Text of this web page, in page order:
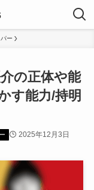
ー
の正体や能
す能力/持明
2025年12月3日